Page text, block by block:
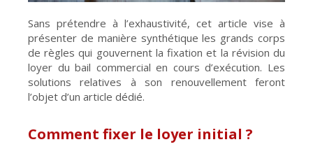
Sans prétendre à l’exhaustivité, cet article vise à
présenter de manière synthétique les grands corps
de règles qui gouvernent la fixation et la révision du
loyer du bail commercial en cours d’exécution. Les
solutions relatives à son renouvellement feront
l’objet d’un article dédié.
Comment fixer le loyer initial ?